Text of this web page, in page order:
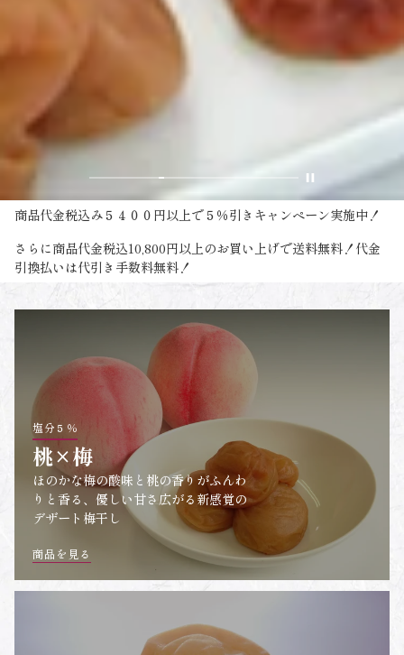
商品代金税込み５４００円以上で５％引きキャンペーン実施中！
さらに商品代金税込10,800円以上のお買い上げで送料無料！代金
引換払いは代引き手数料無料！
塩分５％
桃×梅
ほのかな梅の酸味と桃の香りがふんわ
りと香る、優しい甘さ広がる新感覚の
デザート梅干し
商品を見る